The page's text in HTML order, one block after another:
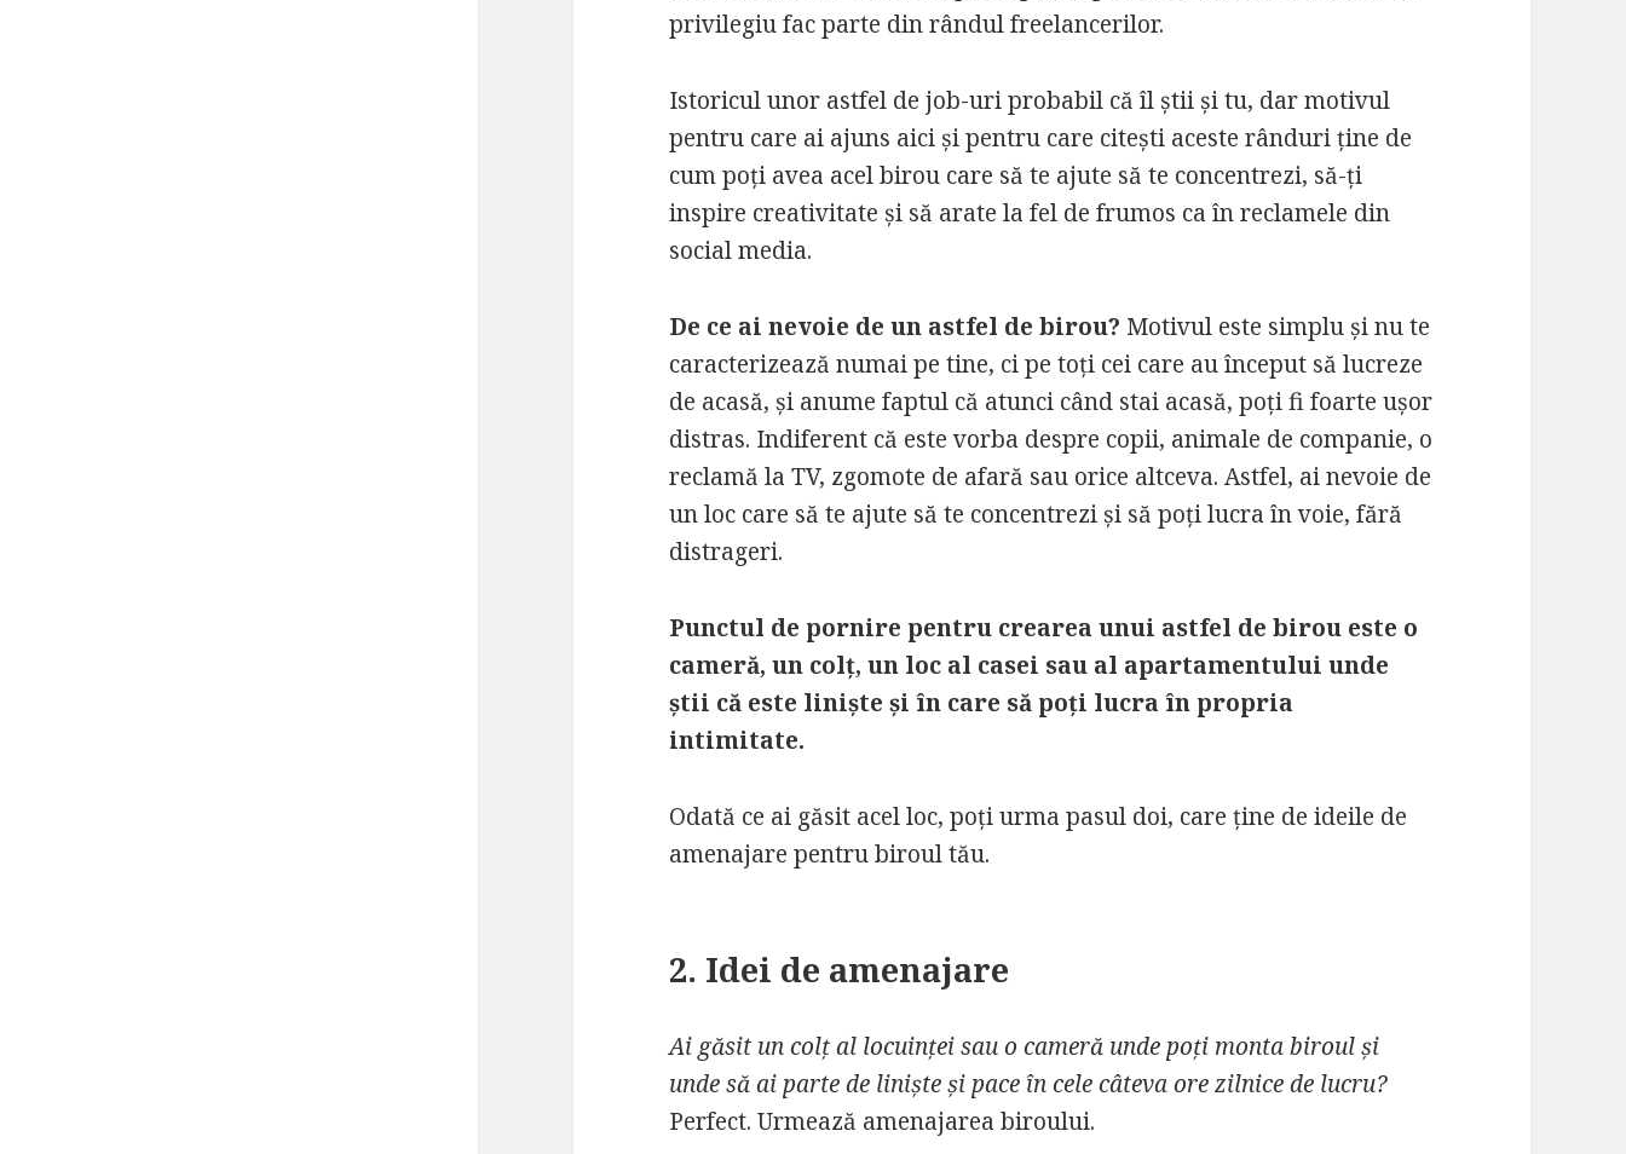
privilegiu fac parte din rândul freelancerilor.
Istoricul unor astfel de job-uri probabil că îl știi și tu, dar motivul
pentru care ai ajuns aici și pentru care citești aceste rânduri ține de
cum poți avea acel birou care să te ajute să te concentrezi, să-ți
inspire creativitate și să arate la fel de frumos ca în reclamele din
social media.
De ce ai nevoie de un astfel de birou? Motivul este simplu și nu te
caracterizează numai pe tine, ci pe toți cei care au început să lucreze
de acasă, și anume faptul că atunci când stai acasă, poți fi foarte ușor
distras. Indiferent că este vorba despre copii, animale de companie, o
reclamă la TV, zgomote de afară sau orice altceva. Astfel, ai nevoie de
un loc care să te ajute să te concentrezi și să poți lucra în voie, fără
distrageri.
Punctul de pornire pentru crearea unui astfel de birou este o
cameră, un colț, un loc al casei sau al apartamentului unde
știi că este liniște și în care să poți lucra în propria
intimitate.
Odată ce ai găsit acel loc, poți urma pasul doi, care ține de ideile de
amenajare pentru biroul tău.
2. Idei de amenajare
Ai găsit un colț al locuinței sau o cameră unde poți monta biroul și
unde să ai parte de liniște și pace în cele câteva ore zilnice de lucru?
Perfect. Urmează amenajarea biroului.